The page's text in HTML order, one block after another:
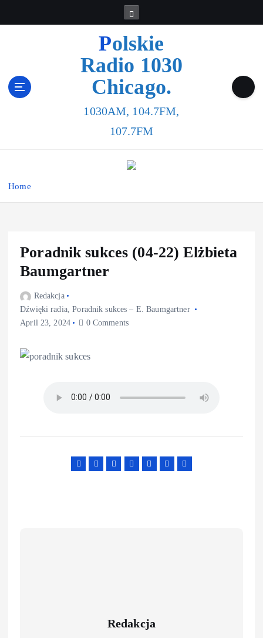
Polskie
Radio 1030
Chicago.
1030AM, 104.7FM,
107.7FM
Home
Poradnik sukces (04-22) Elżbieta
Baumgartner
Redakcja
Dźwięki radia,Poradnik sukces – E. Baumgartner
April 23, 2024
0 Comments
Redakcja